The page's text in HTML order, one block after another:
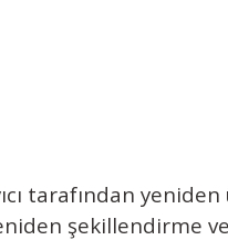
tarafından
şekillendirme